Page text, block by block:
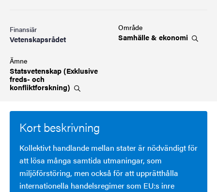
Finansiär
Vetenskapsrådet
Område
Samhälle & ekonomi
Ämne
Statsvetenskap (Exklusive
freds- och
konfliktforskning)
Kort beskrivning
Kollektivt handlande mellan stater är nödvändigt för
att lösa många samtida utmaningar, som
miljöförstöring, men också för att upprätthålla
internationella handelsregimer som EU:s inre